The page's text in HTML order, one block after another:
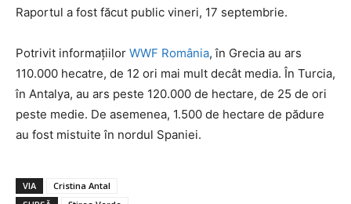
Raportul a fost făcut public vineri, 17 septembrie.
Potrivit informațiilor WWF România, în Grecia au ars
110.000 hecatre, de 12 ori mai mult decât media. În Turcia,
în Antalya, au ars peste 120.000 de hectare, de 25 de ori
peste medie. De asemenea, 1.500 de hectare de pădure
au fost mistuite în nordul Spaniei.
VIA
Cristina Antal